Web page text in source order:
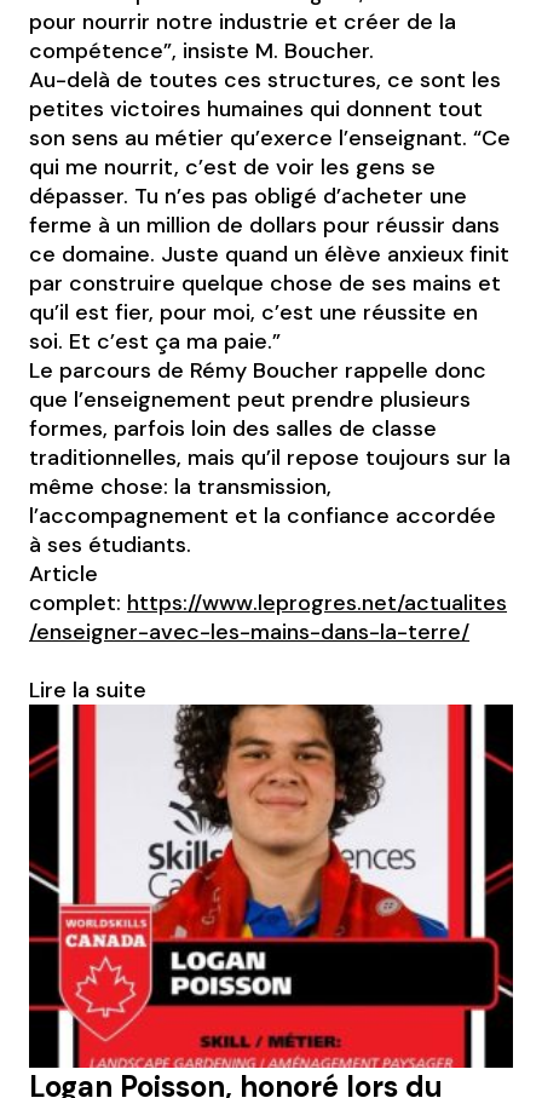
pour nourrir notre industrie et créer de la
compétence”, insiste M. Boucher.
Au-delà de toutes ces structures, ce sont les
petites victoires humaines qui donnent tout
son sens au métier qu’exerce l’enseignant. “Ce
qui me nourrit, c’est de voir les gens se
dépasser. Tu n’es pas obligé d’acheter une
ferme à un million de dollars pour réussir dans
ce domaine. Juste quand un élève anxieux finit
par construire quelque chose de ses mains et
qu’il est fier, pour moi, c’est une réussite en
soi. Et c’est ça ma paie.”
Le parcours de Rémy Boucher rappelle donc
que l’enseignement peut prendre plusieurs
formes, parfois loin des salles de classe
traditionnelles, mais qu’il repose toujours sur la
même chose: la transmission,
l’accompagnement et la confiance accordée
à ses étudiants.
Article
complet: https://www.leprogres.net/actualites
/enseigner-avec-les-mains-dans-la-terre/
Lire la suite
Logan Poisson, honoré lors du